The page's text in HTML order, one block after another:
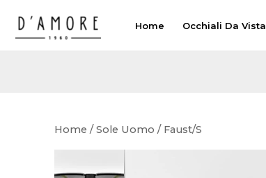
Home Occhiali Da Vista
Home /Sole Uomo / Faust/S